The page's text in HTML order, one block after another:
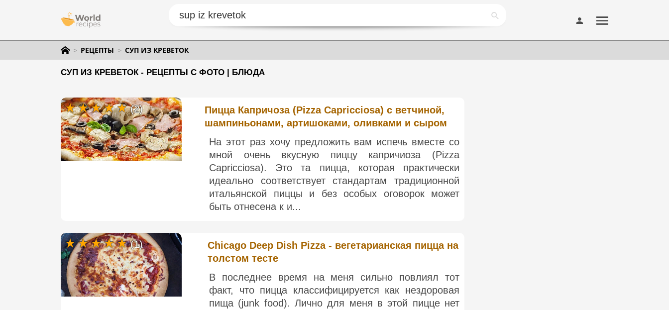
РЕЦЕПТЫ СУП ИЗ КРЕВЕТОК
СУП ИЗ КРЕВЕТОК - РЕЦЕПТЫ С ФОТО | БЛЮДА
Пицца Капричоза (Pizza Capricciosa) с ветчиной,
шампиньонами, артишоками, оливками и сыром
На этот раз хочу предложить вам испечь вместе со
мной очень вкусную пиццу капричиоза (Pizza
Capricciosa). Это та пицца, которая практически
идеально соответствует стандартам традиционной
итальянской пиццы и без особых оговорок может
быть отнесена к и...
(2)
Chicago Deep Dish Pizza - вегетарианская пицца на
толстом тесте
В последнее время на меня сильно повлиял тот
факт, что пицца классифицируется как нездоровая
пища (junk food). Лично для меня в этой пицце нет
(1)